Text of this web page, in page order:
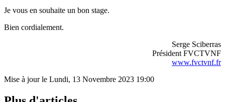
Je vous en souhaite un bon stage.
Bien cordialement.
Serge Sciberras
Président FVCTVNF
www.fvctvnf.fr
Mise à jour le Lundi, 13 Novembre 2023 19:00